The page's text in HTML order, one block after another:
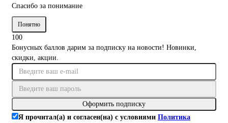
Спасибо за понимание
Понятно
100
Бонусных баллов дарим за подписку на новости! Новинки,
скидки, акции.
Оформить подписку
Я прочитал(а) и согласен(на) с условиями Политика